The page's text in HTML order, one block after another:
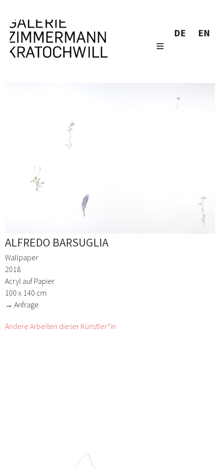
DE EN
ALFREDO BARSUGLIA
Wallpaper
2018
Acryl auf Papier
100 x 140 cm
→ Anfrage
Andere Arbeiten dieser Künstler*in